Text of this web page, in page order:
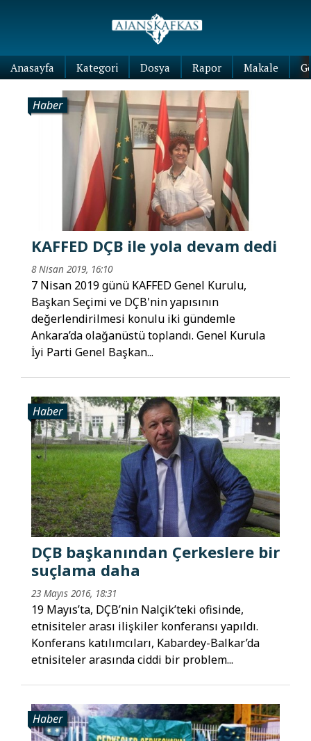
Anasayfa Kategori Dosya Rapor Makale
Haber
KAFFED DÇB ile yola devam dedi
8 Nisan 2019, 16:10
7 Nisan 2019 günü KAFFED Genel Kurulu,
Başkan Seçimi ve DÇB'nin yapısının
değerlendirilmesi konulu iki gündemle
Ankara’da olağanüstü toplandı. Genel Kurula
İyi Parti Genel Başkan...
Haber
DÇB başkanından Çerkeslere bir
suçlama daha
23 Mayıs 2016, 18:31
19 Mayıs’ta, DÇB’nin Nalçik’teki ofisinde,
etnisiteler arası ilişkiler konferansı yapıldı.
Konferans katılımcıları, Kabardey-Balkar’da
etnisiteler arasında ciddi bir problem...
Haber